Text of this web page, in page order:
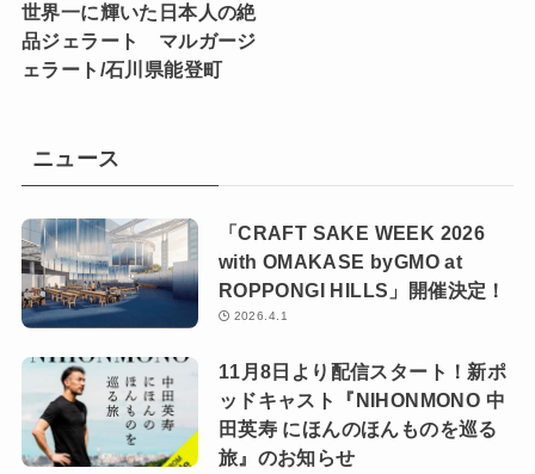
世界一に輝いた日本人の絶
品ジェラート マルガージ
ェラート/石川県能登町
ニュース
「CRAFT SAKE WEEK 2026
with OMAKASE byGMO at
ROPPONGI HILLS」開催決定！
2026.4.1
11月8日より配信スタート！新ポ
ッドキャスト『NIHONMONO 中
田英寿 にほんのほんものを巡る
旅』のお知らせ